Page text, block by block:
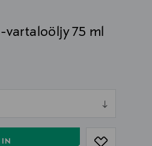
vartaloöljy 75 ml